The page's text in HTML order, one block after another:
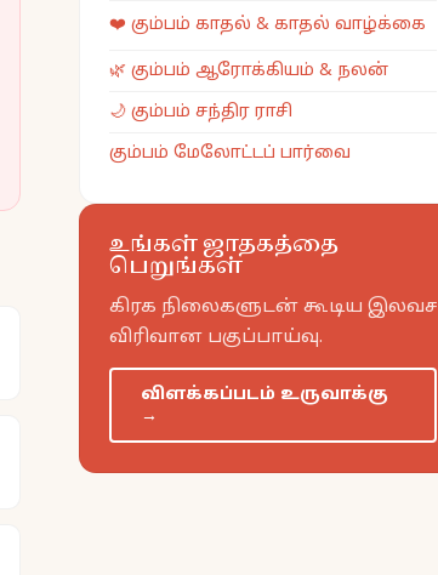
❤️ கும்பம் காதல் & காதல் வாழ்க்கை
🌿 கும்பம் ஆரோக்கியம் & நலன்
🌙 கும்பம் சந்திர ராசி
கும்பம் மேலோட்டப் பார்வை
உங்கள் ஜாதகத்தை
பெறுங்கள்
கிரக நிலைகளுடன் கூடிய இலவச
விரிவான பகுப்பாய்வு.
விளக்கப்படம் உருவாக்கு
→